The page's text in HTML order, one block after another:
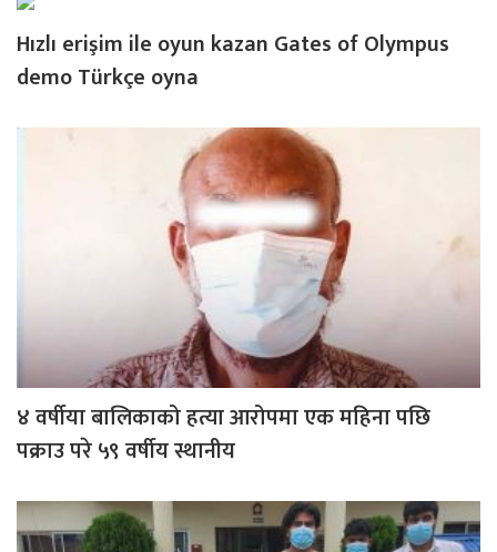
Hızlı erişim ile oyun kazan Gates of Olympus
demo Türkçe oyna
४ वर्षीया बालिकाको हत्या आरोपमा एक महिना पछि
पक्राउ परे ५९ वर्षीय स्थानीय